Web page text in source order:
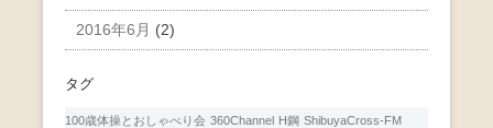
2016年6月 (2)
タグ
100歳体操とおしゃべり会 360Channel H鋼 ShibuyaCross-FM